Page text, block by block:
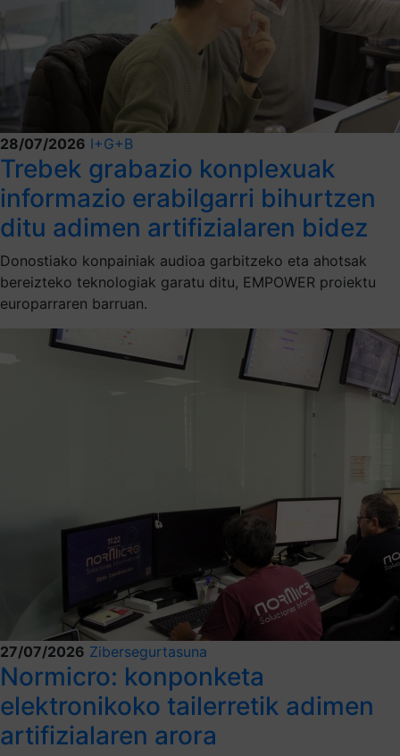
28/07/2026 I+G+B
Trebek grabazio konplexuak
informazio erabilgarri bihurtzen
ditu adimen artifizialaren bidez
Donostiako konpainiak audioa garbitzeko eta ahotsak
bereizteko teknologiak garatu ditu, EMPOWER proiektu
europarraren barruan.
27/07/2026 Zibersegurtasuna
Normicro: konponketa
elektronikoko tailerretik adimen
artifizialaren arora